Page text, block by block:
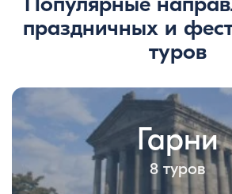
праздничных и
туров
Гарни
8 туров